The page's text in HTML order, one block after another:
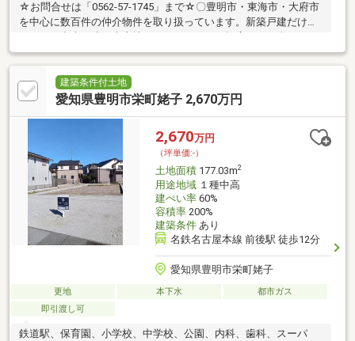
☆お問合せは「0562-57-1745」まで☆〇豊明市・東海市・大府市
を中心に数百件の仲介物件を取り扱っています。新築戸建だけで
ります。〇オプション工事もお任せください。弊社スタッフがご
提案、施工、保証全て一貫してお手伝いいたします。〇住宅ロー
ンの相談も承っております。自己資金0円、自営業の方、勤務年数
が短い方など資金計画でご不安な方もお気軽にご相談ください♪
建築条件付土地
愛知県豊明市栄町姥子 2,670万円
2,670万円
（坪単価:-）
土地面積177.03m2
用途地域１種中高
建ぺい率60%
容積率200%
建築条件あり
名鉄名古屋本線 前後駅 徒歩12分
愛知県豊明市栄町姥子
更地 本下水
都市ガス
即引渡し可
鉄道駅、保育園、小学校、中学校、公園、内科、歯科、スーパ